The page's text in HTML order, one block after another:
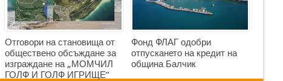
Отговори на становища от
обществено обсъждане за
изграждане на „МОМЧИЛ
ГОЛФ И ГОЛФ ИГРИЩЕ”
Фонд ФЛАГ одобри
отпускането на кредит на
община Балчик